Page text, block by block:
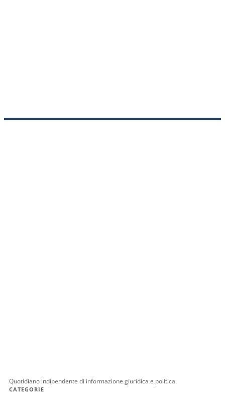
Quotidiano indipendente di informazione giuridica e politica.
CATEGORIE